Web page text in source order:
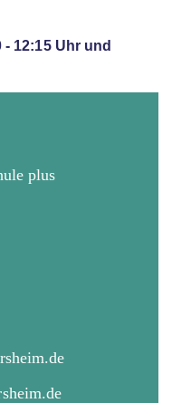
12:15 Uhr und
plus